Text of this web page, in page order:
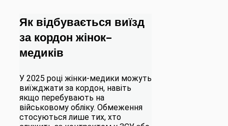
Як відбувається виїзд
за кордон жінок-
медиків
​У 2025 році жінки-медики можуть
виїжджати за кордон, навіть
якщо перебувають на
військовому обліку. Обмеження
стосуються лише тих, хто